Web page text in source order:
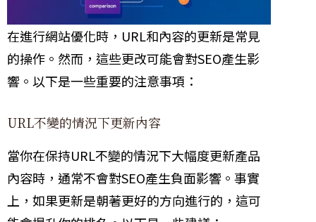
在進行網站優化時，URL和內容的更新是常見
的操作。然而，這些更改可能會對SEO產生影
響。以下是一些重要的注意事項：
URL不變的情況下更新內容
當你在保持URL不變的情況下大幅度更新產品
內容時，通常不會對SEO產生負面影響。事實
上，如果更新是朝著更好的方向進行的，這可